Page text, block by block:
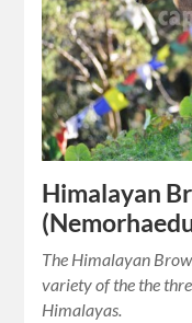
Himalayan
The Himalayan
variety of the the
Himalayas.